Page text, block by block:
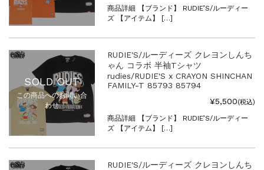
商品詳細 【ブランド】 RUDIE’S/ルーディー
ズ 【アイテム】 […]
SOLD OUT
この商品へのお問い合
わせ
RUDIE'S/ルーディーズ クレヨンしんち
ゃん コラボ 半袖Tシャツ
rudies/RUDIE'S x CRAYON SHINCHAN
FAMILY-T 85793 85794
¥5,500(税込)
商品詳細 【ブランド】 RUDIE’S/ルーディー
ズ 【アイテム】 […]
RUDIE'S/ルーディーズ クレヨンしんち